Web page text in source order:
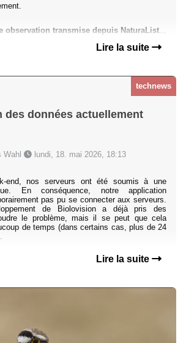
observation transmise depuis NaturaList...
Lire la suite
technews
des données actuellement
Wahl lundi, 18. mai 2026, 18:13
end, nos serveurs ont été soumis à une
En conséquence, notre application
pas pu se connecter aux serveurs.
de Biolovision a déjà pris des
le problème, mais il se peut que cela
de temps (dans certains cas, plus de 24
Lire la suite